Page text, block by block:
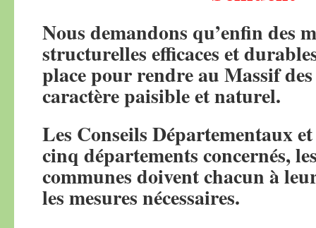
Nous demandons qu’enfin des
structurelles efficaces et
place pour rendre au Massif des
caractère paisible et naturel.
Les Conseils Départementaux et
cinq départements concernés,
communes doivent chacun à
les mesures nécessaires.